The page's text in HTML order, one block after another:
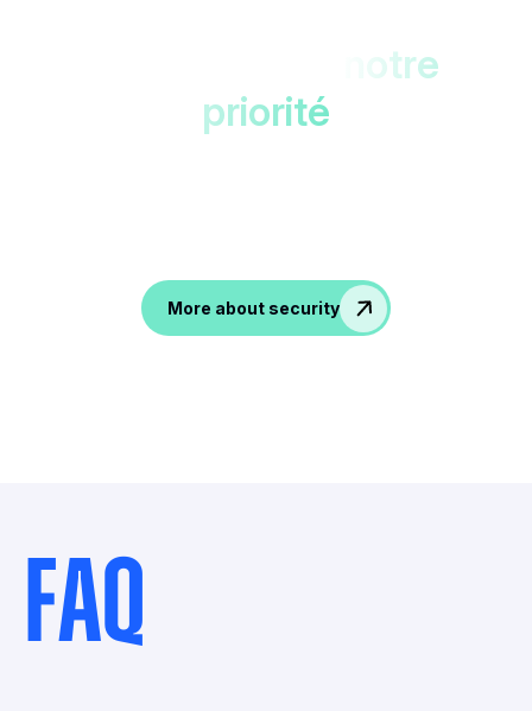
notre
priorité
More about security
FAQ